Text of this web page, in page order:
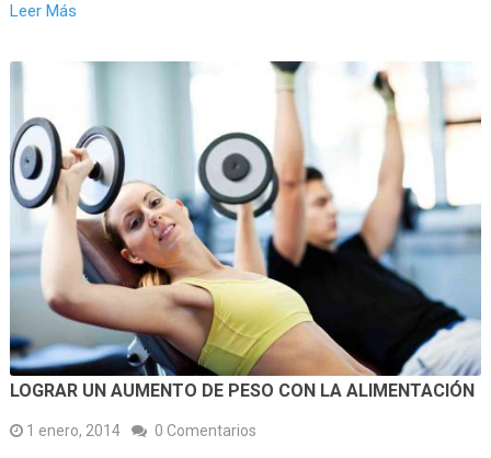
Leer Más
LOGRAR UN AUMENTO DE PESO CON LA ALIMENTACIÓN
1 enero, 2014 0 Comentarios